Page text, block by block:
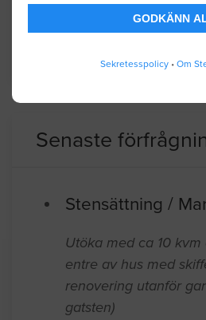
GODKÄNN
Sekretesspolicy • Om
centrala för näringslivet.
Senaste
Stensättning /
Utöka med ca 10
entre av hus med
renovering utanför
gatsten)